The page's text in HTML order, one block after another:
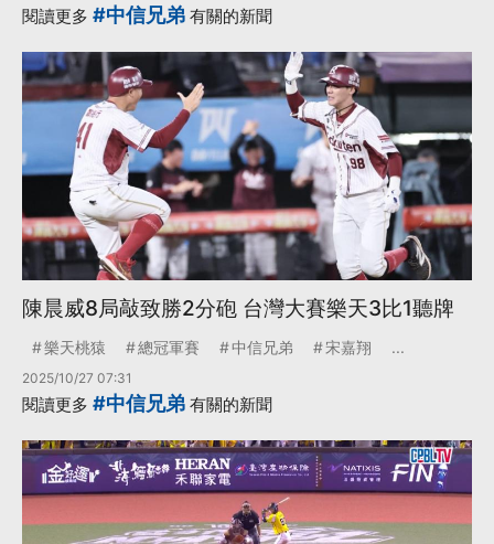
閱讀更多 #中信兄弟 有關的新聞
陳晨威8局敲致勝2分砲 台灣大賽樂天3比1聽牌
樂天桃猿 總冠軍賽 中信兄弟 宋嘉翔 ...
2025/10/27 07:31
閱讀更多 #中信兄弟 有關的新聞